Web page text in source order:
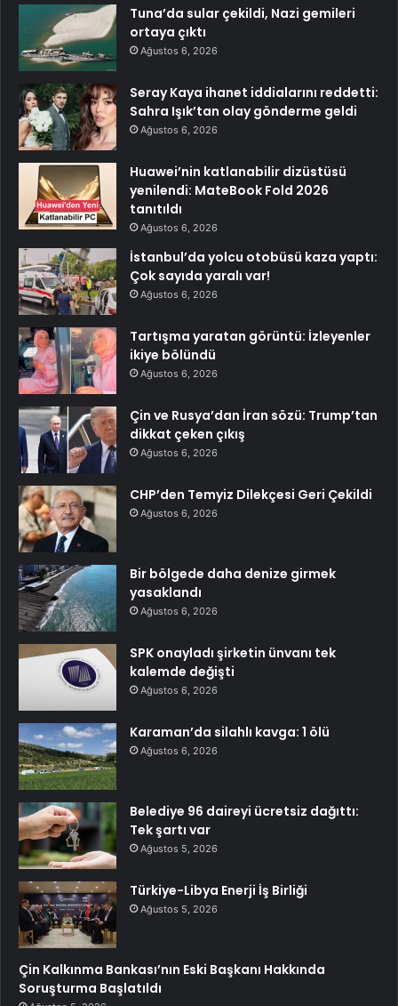
Tuna’da sular çekildi, Nazi gemileri
ortaya çıktı
Ağustos 6, 2026
Seray Kaya ihanet iddialarını reddetti:
Sahra Işık’tan olay gönderme geldi
Ağustos 6, 2026
Huawei’nin katlanabilir dizüstüsü
yenilendi: MateBook Fold 2026
tanıtıldı
Ağustos 6, 2026
İstanbul’da yolcu otobüsü kaza yaptı:
Çok sayıda yaralı var!
Ağustos 6, 2026
Tartışma yaratan görüntü: İzleyenler
ikiye bölündü
Ağustos 6, 2026
Çin ve Rusya’dan İran sözü: Trump’tan
dikkat çeken çıkış
Ağustos 6, 2026
CHP’den Temyiz Dilekçesi Geri Çekildi
Ağustos 6, 2026
Bir bölgede daha denize girmek
yasaklandı
Ağustos 6, 2026
SPK onayladı şirketin ünvanı tek
kalemde değişti
Ağustos 6, 2026
Karaman’da silahlı kavga: 1 ölü
Ağustos 6, 2026
Belediye 96 daireyi ücretsiz dağıttı:
Tek şartı var
Ağustos 5, 2026
Türkiye-Libya Enerji İş Birliği
Ağustos 5, 2026
Çin Kalkınma Bankası’nın Eski Başkanı Hakkında
Soruşturma Başlatıldı